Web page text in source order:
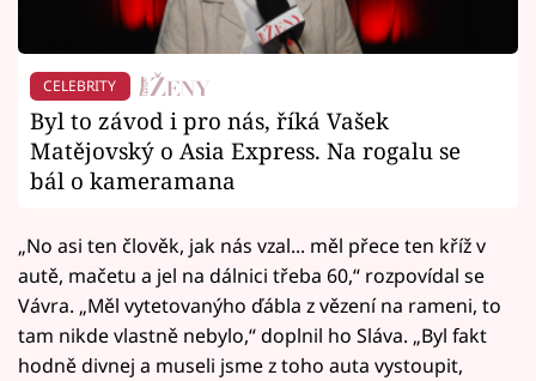
CELEBRITY
Byl to závod i pro nás, říká Vašek
Matějovský o Asia Express. Na rogalu se
bál o kameramana
„No asi ten člověk, jak nás vzal... měl přece ten kříž v
autě, mačetu a jel na dálnici třeba 60,“ rozpovídal se
Vávra. „Měl vytetovanýho ďábla z vězení na rameni, to
tam nikde vlastně nebylo,“ doplnil ho Sláva. „Byl fakt
hodně divnej a museli jsme z toho auta vystoupit,